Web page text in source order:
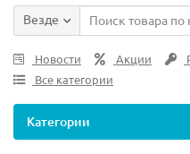
Везде
Новости Акции
Все категории
Категории